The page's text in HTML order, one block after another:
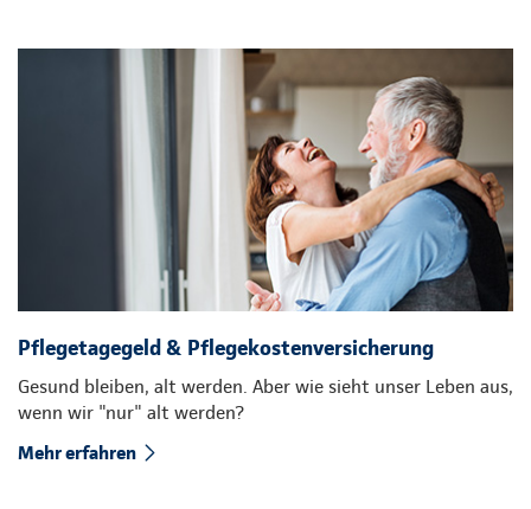
Pflegetagegeld & Pflegekostenversicherung
Gesund bleiben, alt werden. Aber wie sieht unser Leben aus,
wenn wir "nur" alt werden?
Mehr erfahren